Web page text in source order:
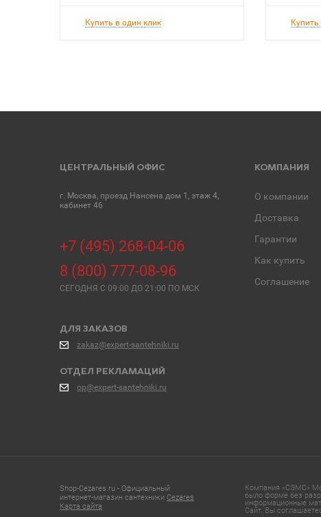
Купить в один клик
ЦЕНТРАЛЬНЫЙ ОФИС
г. Москва, проезд Нансена дом 1, этаж 4,
кабинет 46
+7 (495) 268-04-06
8 (800) 777-08-96
СЕГОДНЯ C 09:00 ДО 21:00 ПО МСК
ДЛЯ ЗАКАЗОВ
zakaz@expert-santehniki.ru
ОТДЕЛ РЕКЛАМАЦИЙ
op@expert-santehniki.ru
КОМПАНИЯ
О компании
Доставка
Гарантии
Как купить
Соглашение
Shop-Cezares.ru - Официальный
интернет-магазин сантехники Cezares
Карта сайта
Компания «СЭМС»
было форме без
информационные
Сайт, Вы